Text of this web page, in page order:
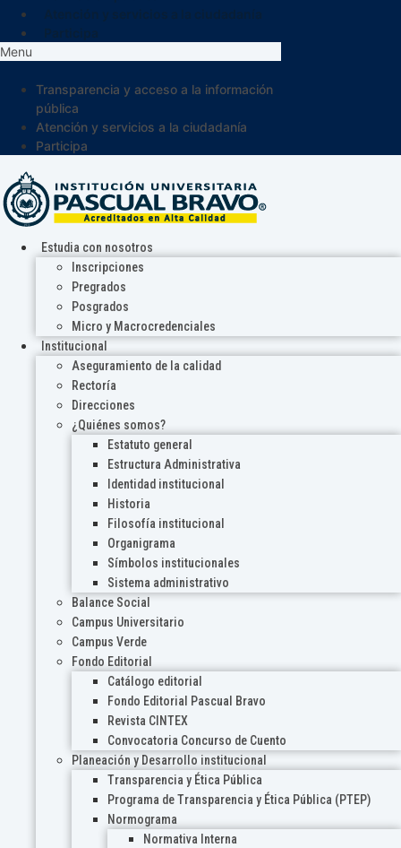
Menu
Transparencia y acceso a la información
pública
Atención y servicios a la ciudadanía
Participa
Estudia con nosotros
Inscripciones
Pregrados
Posgrados
Micro y Macrocredenciales
Institucional
Aseguramiento de la calidad
Rectoría
Direcciones
¿Quiénes somos?
Estatuto general
Estructura Administrativa
Identidad institucional
Historia
Filosofía institucional
Organigrama
Símbolos institucionales
Sistema administrativo
Balance Social
Campus Universitario
Campus Verde
Fondo Editorial
Catálogo editorial
Fondo Editorial Pascual Bravo
Revista CINTEX
Convocatoria Concurso de Cuento
Planeación y Desarrollo institucional
Transparencia y Ética Pública
Programa de Transparencia y Ética Pública (PTEP)
Normograma
Normativa Interna